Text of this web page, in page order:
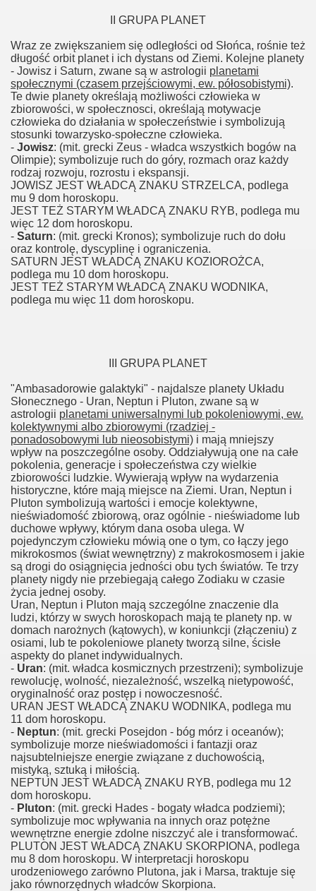
II GRUPA PLANET
Wraz ze zwiększaniem się odległości od Słońca, rośnie też
długość orbit planet i ich dystans od Ziemi. Kolejne planety
- Jowisz i Saturn, zwane są w astrologii planetami
społecznymi (czasem przejściowymi, ew. półosobistymi).
Te dwie planety określają możliwości człowieka w
zbiorowości, w społecznosci, określają motywacje
człowieka do działania w społeczeństwie i symbolizują
stosunki towarzysko-społeczne człowieka.
- Jowisz: (mit. grecki Zeus - władca wszystkich bogów na
Olimpie); symbolizuje ruch do góry, rozmach oraz każdy
rodzaj rozwoju, rozrostu i ekspansji.
JOWISZ JEST WŁADCĄ ZNAKU STRZELCA, podlega
mu 9 dom horoskopu.
JEST TEŻ STARYM WŁADCĄ ZNAKU RYB, podlega mu
więc 12 dom horoskopu.
- Saturn: (mit. grecki Kronos); symbolizuje ruch do dołu
oraz kontrolę, dyscyplinę i ograniczenia.
SATURN JEST WŁADCĄ ZNAKU KOZIOROŻCA,
podlega mu 10 dom horoskopu.
JEST TEŻ STARYM WŁADCĄ ZNAKU WODNIKA,
podlega mu więc 11 dom horoskopu.
III GRUPA PLANET
"Ambasadorowie galaktyki" - najdalsze planety Układu
Słonecznego - Uran, Neptun i Pluton, zwane są w
astrologii planetami uniwersalnymi lub pokoleniowymi, ew.
kolektywnymi albo zbiorowymi (rzadziej -
ponadosobowymi lub nieosobistymi) i mają mniejszy
wpływ na poszczególne osoby. Oddziaływują one na całe
pokolenia, generacje i społeczeństwa czy wielkie
zbiorowości ludzkie. Wywierają wpływ na wydarzenia
historyczne, które mają miejsce na Ziemi. Uran, Neptun i
Pluton symbolizują wartości i emocje kolektywne,
nieświadomość zbiorową, oraz ogólnie - nieświadome lub
duchowe wpływy, którym dana osoba ulega. W
pojedynczym człowieku mówią one o tym, co łączy jego
mikrokosmos (świat wewnętrzny) z makrokosmosem i jakie
są drogi do osiągnięcia jedności obu tych światów. Te trzy
planety nigdy nie przebiegają całego Zodiaku w czasie
życia jednej osoby.
Uran, Neptun i Pluton mają szczególne znaczenie dla
ludzi, którzy w swych horoskopach mają te planety np. w
domach narożnych (kątowych), w koniunkcji (złączeniu) z
osiami, lub te pokoleniowe planety tworzą silne, ścisłe
aspekty do planet indywidualnych.
- Uran: (mit. władca kosmicznych przestrzeni); symbolizuje
rewolucję, wolność, niezależność, wszelką nietypowość,
oryginalność oraz postęp i nowoczesność.
URAN JEST WŁADCĄ ZNAKU WODNIKA, podlega mu
11 dom horoskopu.
- Neptun: (mit. grecki Posejdon - bóg mórz i oceanów);
symbolizuje morze nieświadomości i fantazji oraz
najsubtelniejsze energie związane z duchowością,
mistyką, sztuką i miłością.
NEPTUN JEST WŁADCĄ ZNAKU RYB, podlega mu 12
dom horoskopu.
- Pluton: (mit. grecki Hades - bogaty władca podziemi);
symbolizuje moc wpływania na innych oraz potężne
wewnętrzne energie zdolne niszczyć ale i transformować.
PLUTON JEST WŁADCĄ ZNAKU SKORPIONA, podlega
mu 8 dom horoskopu. W interpretacji horoskopu
urodzeniowego zarówno Plutona, jak i Marsa, traktuje się
jako równorzędnych władców Skorpiona.